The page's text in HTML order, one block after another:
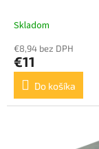
Skladom
€8,94 bez DPH
€11
Do košíka